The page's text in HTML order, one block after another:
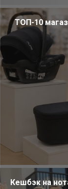
ТОП-10
Кешбэк на